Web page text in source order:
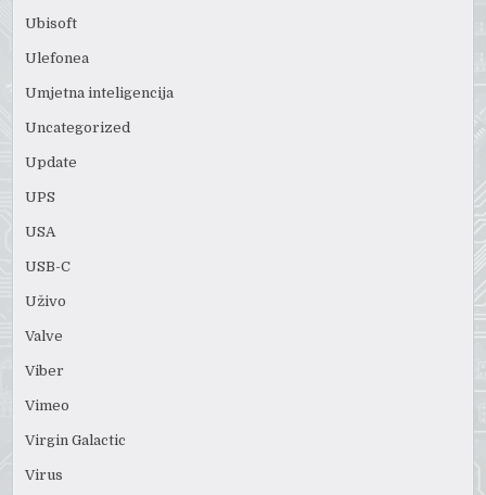
Ubisoft
Ulefonea
Umjetna inteligencija
Uncategorized
Update
UPS
USA
USB-C
Uživo
Valve
Viber
Vimeo
Virgin Galactic
Virus